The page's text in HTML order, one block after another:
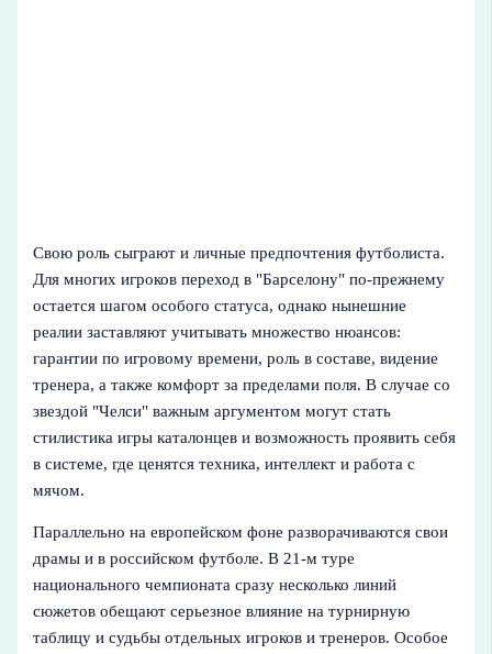
Свою роль сыграют и личные предпочтения футболиста.
Для многих игроков переход в "Барселону" по-прежнему
остается шагом особого статуса, однако нынешние
реалии заставляют учитывать множество нюансов:
гарантии по игровому времени, роль в составе, видение
тренера, а также комфорт за пределами поля. В случае со
звездой "Челси" важным аргументом могут стать
стилистика игры каталонцев и возможность проявить себя
в системе, где ценятся техника, интеллект и работа с
мячом.
Параллельно на европейском фоне разворачиваются свои
драмы и в российском футболе. В 21-м туре
национального чемпионата сразу несколько линий
сюжетов обещают серьезное влияние на турнирную
таблицу и судьбы отдельных игроков и тренеров. Особое